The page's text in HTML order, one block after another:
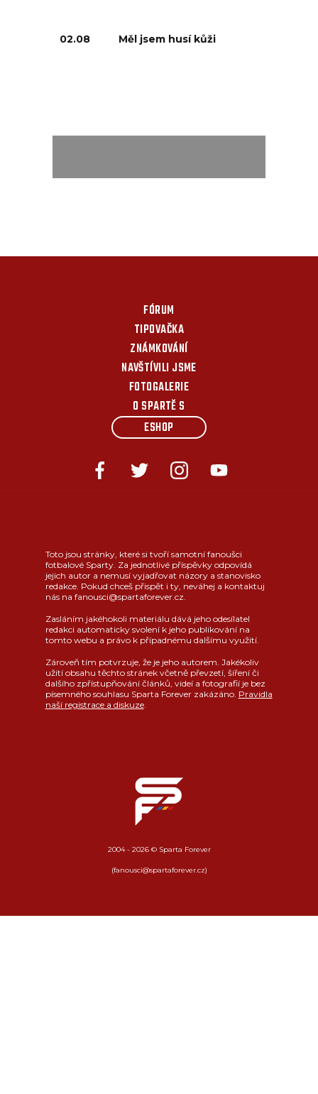
02.08 Měl jsem husí kůži
FÓRUM
TIPOVAČKA
ZNÁMKOVÁNÍ
NAVŠTÍVILI JSME
FOTOGALERIE
O SPARTĚ S
ESHOP
Toto jsou stránky, které si tvoří samotní fanoušci
fotbalové Sparty. Za jednotlivé příspěvky odpovídá
jejich autor a nemusí vyjadřovat názory a stanovisko
redakce. Pokud chceš přispět i ty, neváhej a kontaktuj
nás na fanousci@spartaforever.cz.
Zasláním jakéhokoli materiálu dává jeho odesílatel
redakci automaticky svolení k jeho publikování na
tomto webu a právo k případnému dalšímu využití.
Zároveň tím potvrzuje, že je jeho autorem. Jakékoliv
užití obsahu těchto stránek včetně převzetí, šíření či
dalšího zpřístupňování článků, videí a fotografií je bez
písemného souhlasu Sparta Forever zakázáno. Pravidla
naší registrace a diskuze.
2004 - 2026 © Sparta Forever
(fanousci@spartaforever.cz)